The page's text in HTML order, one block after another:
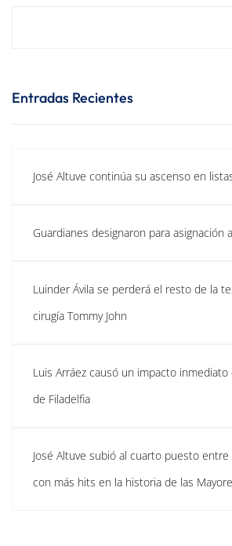
Entradas Recientes
José Altuve continúa su ascenso en
Guardianes designaron para asignación
Luinder Ávila se perderá el resto de la
cirugía Tommy John
Luis Arráez causó un impacto inmediato
de Filadelfia
José Altuve subió al cuarto puesto entre
con más hits en la historia de las